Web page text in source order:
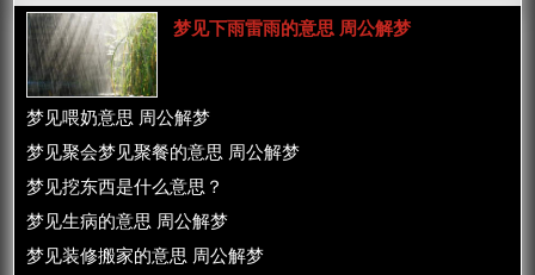
梦见下雨雷雨的意思 周公解梦
梦见喂奶意思 周公解梦
梦见聚会梦见聚餐的意思 周公解梦
梦见挖东西是什么意思？
梦见生病的意思 周公解梦
梦见装修搬家的意思 周公解梦